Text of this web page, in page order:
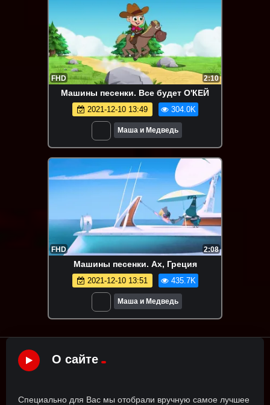
FHD 2:10
Машины песенки. Все будет О'КЕЙ
2021-12-10 13:49 304.0K
Маша и Медведь
FHD 2:08
Машины песенки. Ах, Греция
2021-12-10 13:51 435.7K
Маша и Медведь
О сайте
Специально для Вас мы отобрали вручную самое лучшее